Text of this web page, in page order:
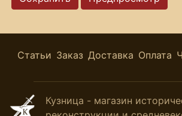
Статьи Заказ Доставка Оплата
Кузница - магазин